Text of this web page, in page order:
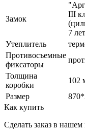
Замок
III
7
Утеплитель
Противосъемные
фиксаторы
Толщина
коробки
102
Размер
Как купить
Сделать заказ в